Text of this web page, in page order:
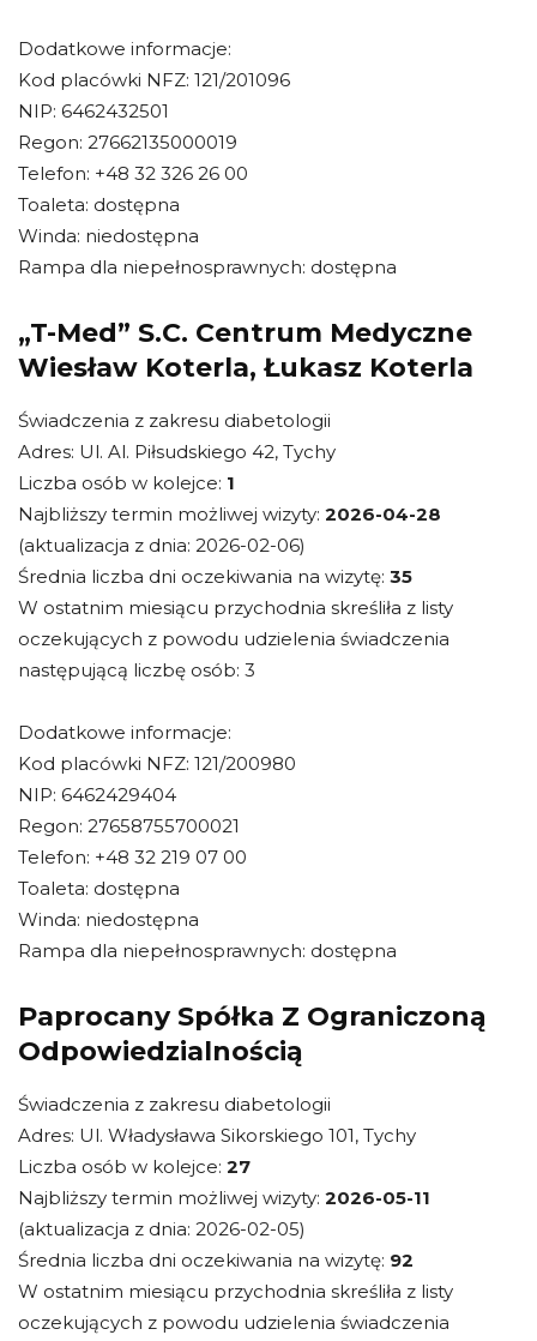
Dodatkowe informacje:
Kod placówki NFZ: 121/201096
NIP: 6462432501
Regon: 27662135000019
Telefon: +48 32 326 26 00
Toaleta: dostępna
Winda: niedostępna
Rampa dla niepełnosprawnych: dostępna
„T-Med” S.C. Centrum Medyczne
Wiesław Koterla, Łukasz Koterla
Świadczenia z zakresu diabetologii
Adres: Ul. Al. Piłsudskiego 42, Tychy
Liczba osób w kolejce: 1
Najbliższy termin możliwej wizyty: 2026-04-28
(aktualizacja z dnia: 2026-02-06)
Średnia liczba dni oczekiwania na wizytę: 35
W ostatnim miesiącu przychodnia skreśliła z listy
oczekujących z powodu udzielenia świadczenia
następującą liczbę osób: 3
Dodatkowe informacje:
Kod placówki NFZ: 121/200980
NIP: 6462429404
Regon: 27658755700021
Telefon: +48 32 219 07 00
Toaleta: dostępna
Winda: niedostępna
Rampa dla niepełnosprawnych: dostępna
Paprocany Spółka Z Ograniczoną
Odpowiedzialnością
Świadczenia z zakresu diabetologii
Adres: Ul. Władysława Sikorskiego 101, Tychy
Liczba osób w kolejce: 27
Najbliższy termin możliwej wizyty: 2026-05-11
(aktualizacja z dnia: 2026-02-05)
Średnia liczba dni oczekiwania na wizytę: 92
W ostatnim miesiącu przychodnia skreśliła z listy
oczekujących z powodu udzielenia świadczenia